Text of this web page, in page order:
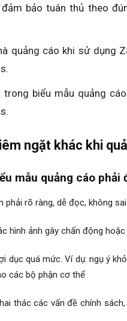
bảo tuân thủ theo
quảng cáo khi sử dụng
trong biểu mẫu quảng
ngặt khác khi
mẫu quảng cáo phải
phải rõ ràng, dễ đọc, không
hình ảnh gây chấn động
dục quá mức. Ví dụ: ngụ ý
các bộ phận cơ thể
thác các vấn đề chính